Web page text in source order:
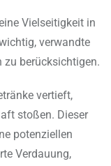
Vielseitigkeit in
verwandte
berücksichtigen.
vertieft,
stoßen. Dieser
potenziellen
Verdauung,